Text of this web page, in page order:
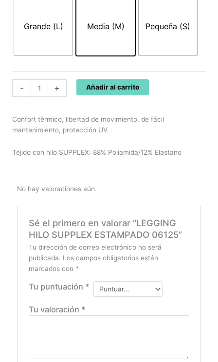
Grande (L) Media (M) Pequeña (S)
-
06125
+ Añadir al carrito
Confort térmico, libertad de movimiento, de fácil
mantenimiento, protección UV.
Tejido con hilo SUPPLEX: 88% Poliamida/12% Elastano
No hay valoraciones aún.
Sé el primero en valorar “LEGGING
HILO SUPPLEX ESTAMPADO 06125”
Tu dirección de correo electrónico no será
publicada. Los campos obligatorios están
marcados con *
Tu puntuación *
Tu valoración *